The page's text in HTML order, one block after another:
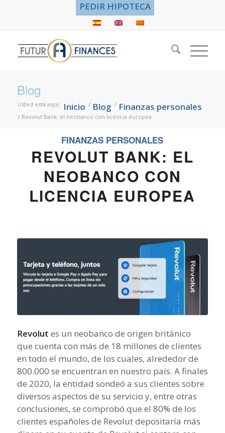
PEDIR HIPOTECA
Blog
Usted está aquí: Inicio / Blog / Finanzas personales
/ Revolut Bank: el neobanco con licencia europea
FINANZAS PERSONALES
REVOLUT BANK: EL
NEOBANCO CON
LICENCIA EUROPEA
Revolut es un neobanco de origen británico
que cuenta con más de 18 millones de clientes
en todo el mundo, de los cuales, alrededor de
800.000 se encuentran en nuestro país. A finales
de 2020, la entidad sondeó a sus clientes sobre
diversos aspectos de su servicio y, entre otras
conclusiones, se comprobó que el 80% de los
clientes españoles de Revolut depositaría más